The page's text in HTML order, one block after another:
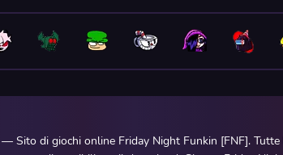
Sito di giochi online Friday Night Funkin [FNF].